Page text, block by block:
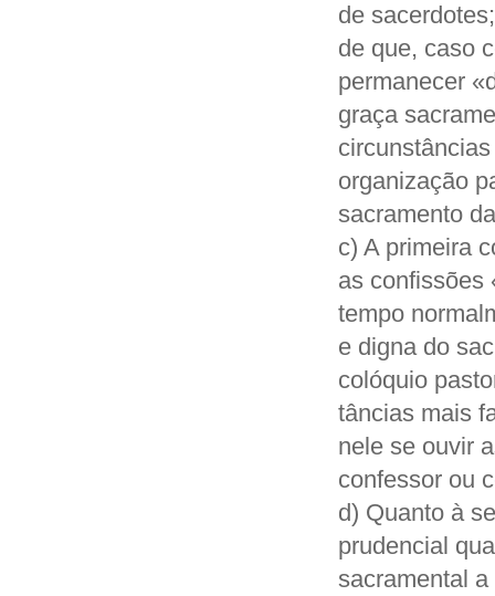
de
de que, caso
permanecer
graça
organização
sacramento
c) A primeira
as confissões
tempo
e digna do
colóquio
tâncias mais
nele se ouvir
confessor ou
d) Quanto à
prudencial
sacramental